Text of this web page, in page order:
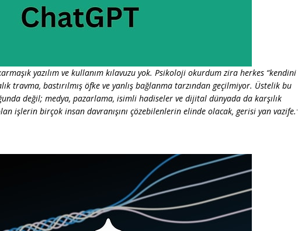
yazılım ve kullanım kılavuzu yok. Psikoloji okurdum zira herkes “kendini
travma, bastırılmış öfke ve yanlış bağlanma tarzından geçilmiyor. Üstelik bu
değil; medya, pazarlama, isimli hadiseler ve dijital dünyada da karşılık
işlerin birçok insan davranışını çözebilenlerin elinde olacak, gerisi yan vazife.’